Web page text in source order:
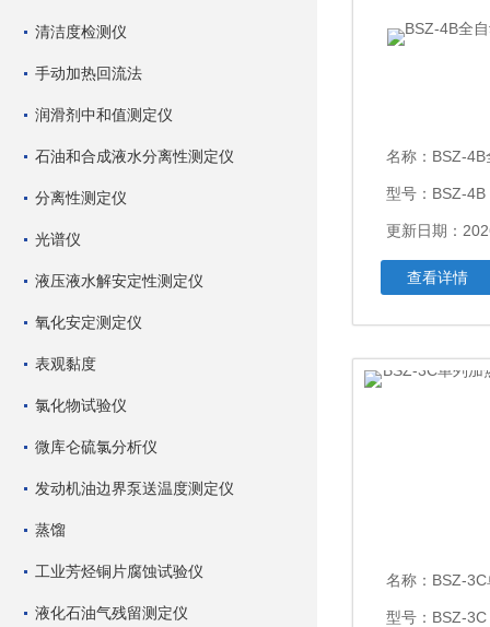
清洁度检测仪
手动加热回流法
润滑剂中和值测定仪
石油和合成液水分离性测定仪
分离性测定仪
光谱仪
液压液水解安定性测定仪
氧化安定测定仪
表观黏度
氯化物试验仪
微库仑硫氯分析仪
发动机油边界泵送温度测定仪
蒸馏
工业芳烃铜片腐蚀试验仪
液化石油气残留测定仪
名称： BSZ-4B
型号：BSZ-4B
更新日期：
查看详情
名称： BSZ-3C单
型号：BSZ-3C